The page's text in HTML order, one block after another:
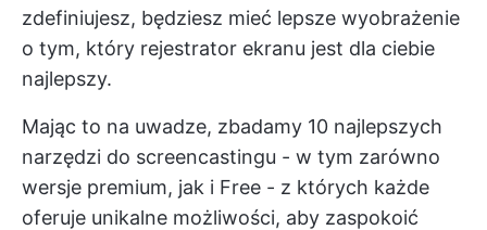
zdefiniujesz, będziesz mieć lepsze wyobrażenie
o tym, który rejestrator ekranu jest dla ciebie
najlepszy.
Mając to na uwadze, zbadamy 10 najlepszych
narzędzi do screencastingu - w tym zarówno
wersje premium, jak i Free - z których każde
oferuje unikalne możliwości, aby zaspokoić